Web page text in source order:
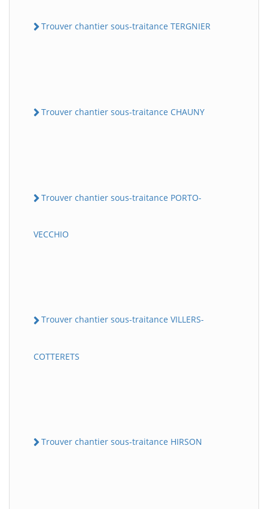
Trouver chantier sous-traitance TERGNIER
Trouver chantier sous-traitance CHAUNY
Trouver chantier sous-traitance PORTO-
VECCHIO
Trouver chantier sous-traitance VILLERS-
COTTERETS
Trouver chantier sous-traitance HIRSON